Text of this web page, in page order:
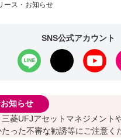
ース・お知らせ
SNS公式アカウント
知らせ
三菱UFJアセットマネジメント
った不審な勧誘等にご注意く